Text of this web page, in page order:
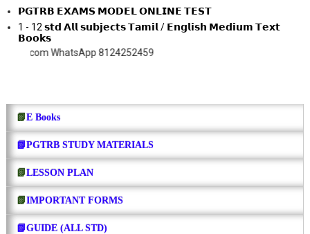
𝗣𝗚𝗧𝗥𝗕 𝗘𝗫𝗔𝗠𝗦 𝗠𝗢𝗗𝗘𝗟 𝗢𝗡𝗟𝗜𝗡𝗘 𝗧𝗘𝗦𝗧
1 - 12 𝘀𝘁𝗱 𝗔𝗹𝗹 𝘀𝘂𝗯𝗷𝗲𝗰𝘁𝘀 𝗧𝗮𝗺𝗶𝗹 / 𝗘𝗻𝗴𝗹𝗶𝘀𝗵 𝗠𝗲𝗱𝗶𝘂𝗺 𝗧𝗲𝘅𝘁
𝗕𝗼𝗼𝗸𝘀
8124252459
📗E Books
📗PGTRB STUDY MATERIALS
📗LESSON PLAN
📗IMPORTANT FORMS
📗GUIDE (ALL STD)